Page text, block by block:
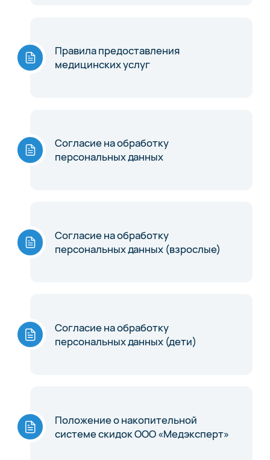
Правила предоставления
медицинских услуг
Согласие на обработку
персональных данных
Согласие на обработку
персональных данных (взрослые)
Согласие на обработку
персональных данных (дети)
Положение о накопительной
системе скидок ООО «Медэксперт»